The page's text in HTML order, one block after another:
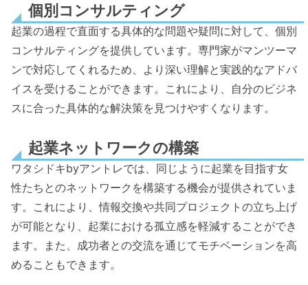
個別コンサルティング
起業の過程で直面する具体的な問題や疑問に対して、個別
コンサルティングを提供しています。専門家がマンツーマ
ンで対応してくれるため、より深い理解と実践的なアドバ
イスを受けることができます。これにより、自分のビジネ
スに合った具体的な解決策を見つけやすくなります。
起業ネットワークの構築
ワタシドキbyアントレでは、同じように起業を目指す女
性たちとのネットワークを構築する機会が提供されていま
す。これにより、情報交換や共同プロジェクトの立ち上げ
が可能となり、起業における孤立感を軽減することができ
ます。また、成功者との交流を通じてモチベーションを高
めることもできます。